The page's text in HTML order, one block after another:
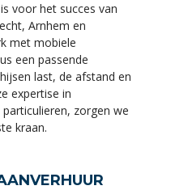
voor het succes van
Arnhem en
met mobiele
een passende
last, de afstand en
expertise in
zorgen we
kraan.